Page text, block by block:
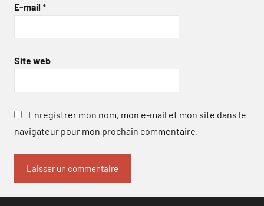
E-mail *
Site web
Enregistrer mon nom, mon e-mail et mon site dans le
navigateur pour mon prochain commentaire.